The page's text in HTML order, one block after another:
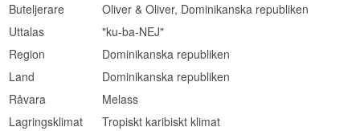
Buteljerare
Oliver & Oliver, Dominikanska republiken
Uttalas
"ku-ba-NEJ"
Region
Dominikanska republiken
Land
Dominikanska republiken
Råvara
Melass
Lagringsklimat
Tropiskt karibiskt klimat